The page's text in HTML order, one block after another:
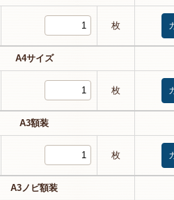
枚
A4サイズ
枚
A3額装
枚
A3ノビ額装